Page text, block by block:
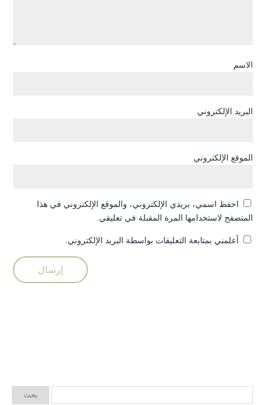
الاسم
البريد الإلكتروني
الموقع الإلكتروني
احفظ اسمي، بريدي الإلكتروني، والموقع الإلكتروني في هذا
المتصفح لاستخدامها المرة المقبلة في تعليقي.
أعلمني بمتابعة التعليقات بواسطة البريد الإلكتروني.